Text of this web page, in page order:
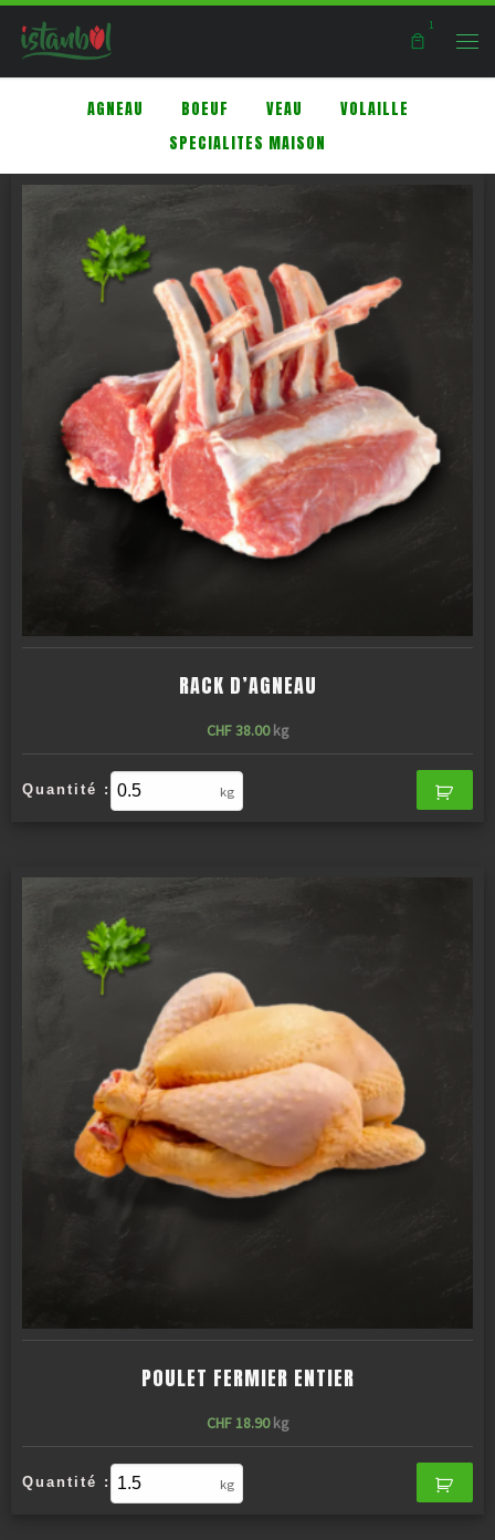
Skip to content 1
AGNEAU BOEUF VEAU
VOLAILLE
SPECIALITES MAISON
RACK D’AGNEAU
CHF38.00 kg
Quantité : kg
POULET FERMIER ENTIER
CHF18.90 kg
Quantité : kg